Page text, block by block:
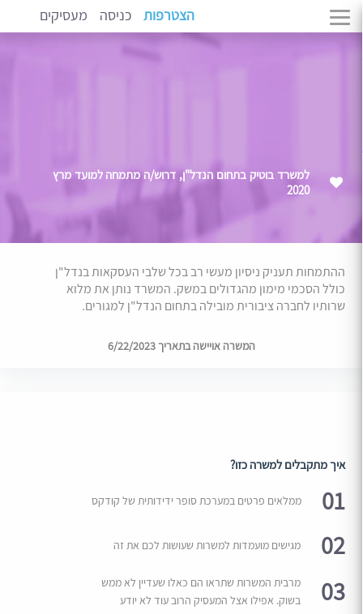
הצטרפות כניסה מעסיקים
למשרד בוטיק בתחום הנדל"ן, דרוש/ה מתמחה למועד מרץ
2020
ההתמחות תעניק ניסיון מעשי רב בכל שלבי העסקאות בנדל"ן
כולל הסכמי מימון מהגדולים במשק. המשרד נותן את מלוא
שרותיו לחברה ציבורית מובילה בתחום הנדל"ן למגורים.
המשרה אויישה בתאריך 6/22/2023
איך מתקבלים למשרה כזו?
01 ממלאים פרטים במערכת סופר ידידותית של קודקס
02 מגישים מועמדות למשרות שעושות לכם את זה
03
מרבית המשרות שתראו הם כאלו שעדיין לא ממש
בשוק. אפילו אצל המעסיק הרוב עוד לא יודע